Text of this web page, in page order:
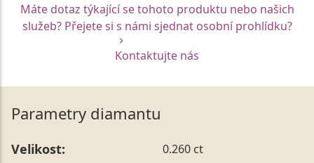
Máte dotaz týkající se tohoto produktu nebo našich
služeb? Přejete si s námi sjednat osobní prohlídku?
Kontaktujte nás
Parametry diamantu
Velikost: 0.260 ct